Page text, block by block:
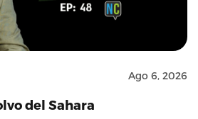
Ago 6, 2026
del Sahara